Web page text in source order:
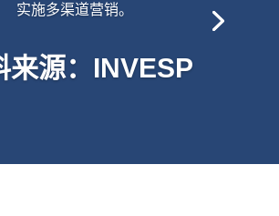
实施多渠道营销。
来源：INVESP